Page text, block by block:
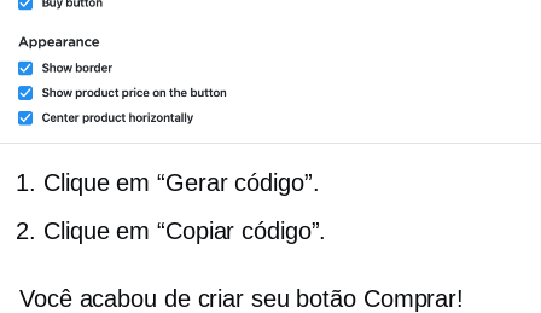
Clique em “Gerar código”.
Clique em “Copiar código”.
Você acabou de criar seu botão Comprar!